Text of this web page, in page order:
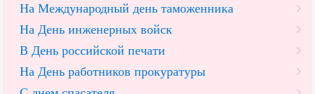
На Международный день таможенника
На День инженерных войск
В День российской печати
На День работников прокуратуры